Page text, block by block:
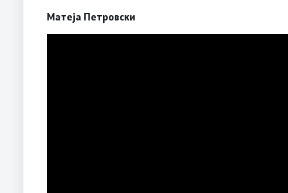
Матеја Петровски